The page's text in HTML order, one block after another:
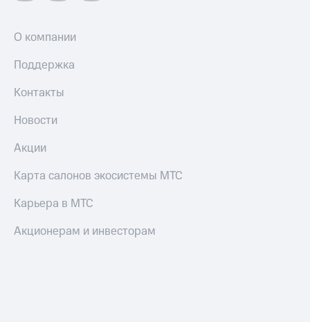
О компании
Поддержка
Контакты
Новости
Акции
Карта салонов экосистемы МТС
Карьера в МТС
Акционерам и инвесторам